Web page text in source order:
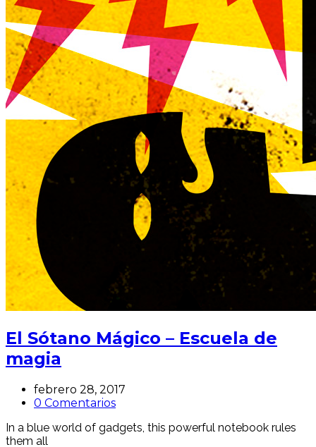
El Sótano Mágico – Escuela de
magia
febrero 28, 2017
0 Comentarios
In a blue world of gadgets, this powerful notebook rules
them all